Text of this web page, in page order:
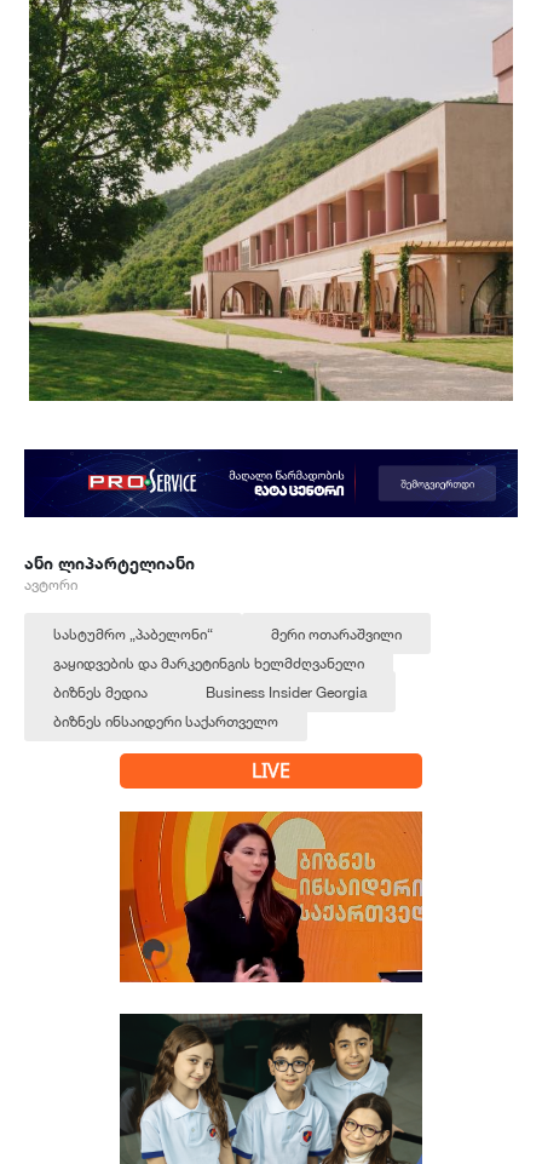
ანი ლიპარტელიანი
ავტორი
სასტუმრო „პაბელონი“
მერი ოთარაშვილი
გაყიდვების და მარკეტინგის ხელმძღვანელი
ბიზნეს მედია
Business Insider Georgia
ბიზნეს ინსაიდერი საქართველო
LIVE